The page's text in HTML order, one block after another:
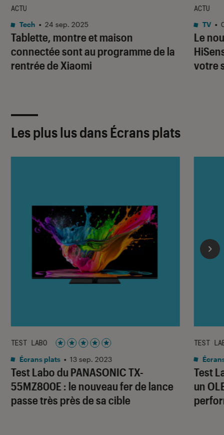
Tablette, montre et maison
connectée sont au programme de la
rentrée de Xiaomi
ACTU
Tech • 24 sep. 2025
Le
votre
ACTU
TV •
Les plus lus dans Écrans plats
Test Labo du PANASONIC TX-
55MZ800E : le nouveau fer de lance
passe très près de sa cible
TEST LABO
Noté 5 étoiles sur 5
Écrans plats • 13 sep. 2023
Test
un
TEST